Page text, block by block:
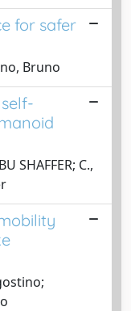
for safer
Bruno
SHAFFER; C.,